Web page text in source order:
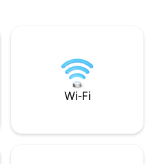
Wi-Fi